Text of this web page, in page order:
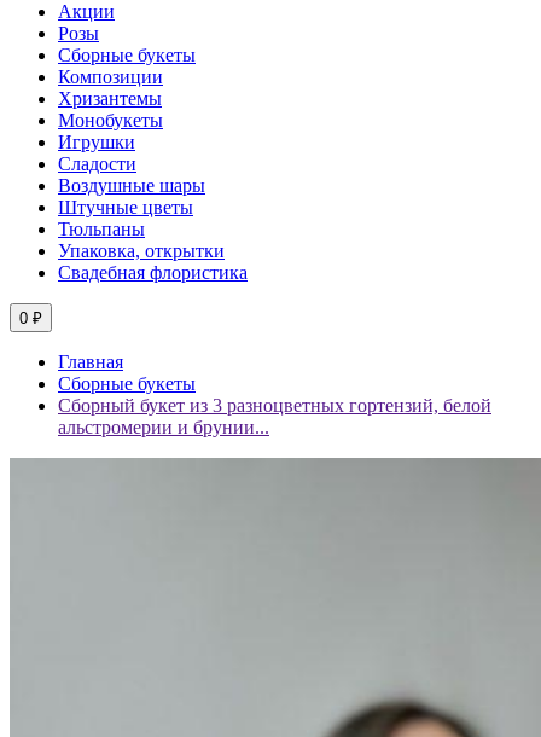
Акции
Розы
Сборные букеты
Композиции
Хризантемы
Монобукеты
Игрушки
Сладости
Воздушные шары
Штучные цветы
Тюльпаны
Упаковка, открытки
Свадебная флористика
0 ₽
Главная
Сборные букеты
Сборный букет из 3 разноцветных гортензий, белой
альстромерии и брунии...